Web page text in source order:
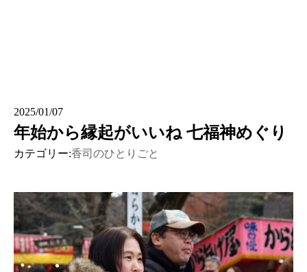
2025/01/07
年始から縁起がいいね 七福神めぐり
カテゴリー:香司のひとりごと